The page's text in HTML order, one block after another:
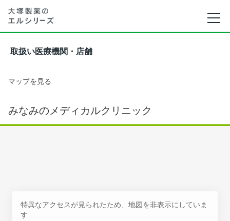
取扱い医療機関・店舗
マップを見る
みなみのメディカルクリニック
特異なアクセスが見られたため、地図を非表示にしていま
す